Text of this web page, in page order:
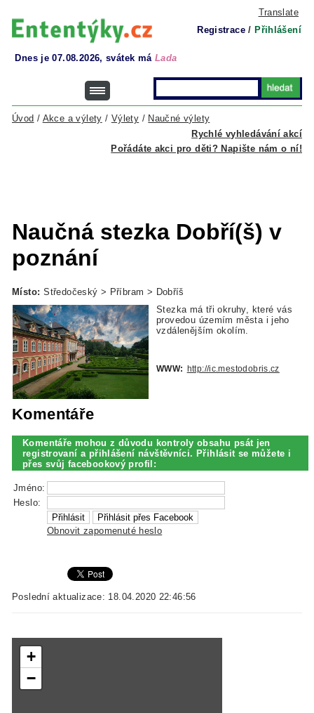
Translate
Registrace / Přihlášení
Dnes je 07.08.2026, svátek má Lada
Rychlé vyhledávání akcí
Úvod / Akce a výlety / Výlety / Naučné výlety
Pořádáte akci pro děti? Napište nám o ní!
Naučná stezka Dobří(š) v
poznání
Místo: Středočeský > Příbram > Dobříš
Stezka má tři okruhy, které vás
provedou územím města i jeho
vzdálenějším okolím.
WWW: http://ic.mestodobris.cz
Komentáře
Komentáře mohou z důvodu kontroly obsahu psát jen
registrovaní a přihlášení návštěvníci. Přihlásit se můžete i
přes svůj facebookový profil:
Jméno:
Heslo:
Obnovit zapomenuté heslo
Poslední aktualizace: 18.04.2020 22:46:56
+
−